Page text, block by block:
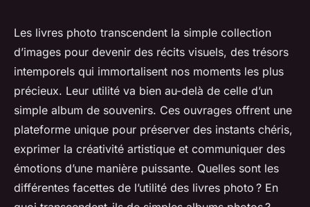
Quelle est l'utilité d'un livre
photo ?
lucinde•14 octobre 2023• 2 min de lecture
Les livres photo transcendent la simple collection
d’images pour devenir des récits visuels, des trésors
intemporels qui immortalisent nos moments les plus
précieux. Leur utilité va bien au-delà de celle d’un
simple album de souvenirs. Ces ouvrages offrent une
plateforme unique pour préserver des instants chéris,
exprimer la créativité artistique et communiquer des
émotions d’une manière puissante. Quelles sont les
différentes facettes de l’utilité des livres photo ? En